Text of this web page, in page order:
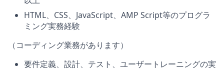
HTML、CSS、JavaScript、AMP Script等のプログラ
ミング実務経験
（コーディング業務があります）
要件定義、設計、テスト、ユーザートレーニングの実